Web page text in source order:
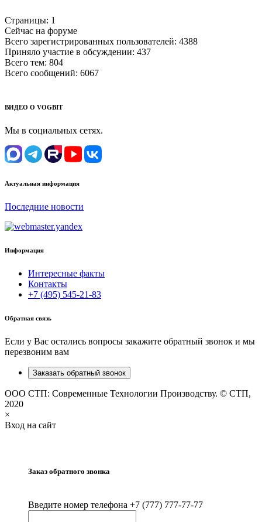
Страницы: 1
Сейчас на форуме
Всего зарегистрированных пользователей: 4388
Приняло участие в обсуждении: 437
Всего тем: 804
Всего сообщений: 6067
ВИДЕО О VOGBIT
Мы в социальных сетях.
Актуальная информация
Последние новости
Информация
Интересные факты
Контакты
+7 (495) 545-21-83
Обратная связь
Если у Вас остались вопросы закажите обратный звонок и мы
перезвоним вам
Заказать обратный звонок
ООО СТП: Современные Технологии Производству. © СТП,
2020
×
Вход на сайт
Заказ обратного звонка
Введите номер телефона +7 (777) 777-77-77